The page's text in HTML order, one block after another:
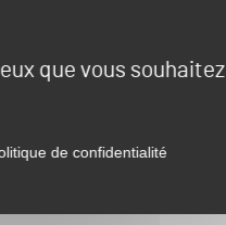
que vous souhaitez
de confidentialité